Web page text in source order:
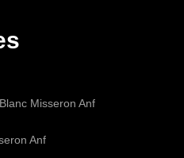
Misseron Anf
Anf